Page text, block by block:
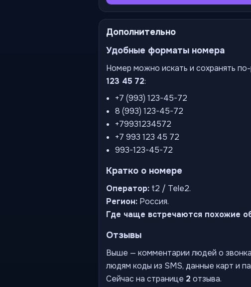
Дополнительно
Удобные форматы номера
Номер можно искать и сохранять
123 45 72:
+7 (993) 123-45-72
8 (993) 123-45-72
+79931234572
+7 993 123 45 72
993-123-45-72
Кратко о номере
Оператор: t2 / Tele2.
Регион: Россия.
Где чаще встречаются похожие
Отзывы
Выше — комментарии людей о
людям коды из SMS, данные карт и
Сейчас на странице 2 отзыва.